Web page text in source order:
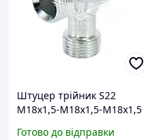
Штуцер трійник S22
М18х1,5-М18х1,5-М18х1,5
Готово до відправки